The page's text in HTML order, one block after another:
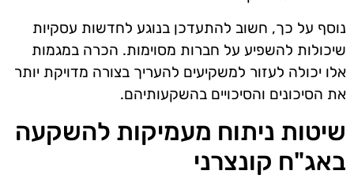
נוסף על כך, חשוב להתעדכן בנוגע לחדשות עסקיות
שיכולות להשפיע על חברות מסוימות. הכרה במגמות
אלו יכולה לעזור למשקיעים להעריך בצורה מדויקת יותר
את הסיכונים והסיכויים בהשקעותיהם.
שיטות ניתוח מעמיקות להשקעה
באג"ח קונצרני